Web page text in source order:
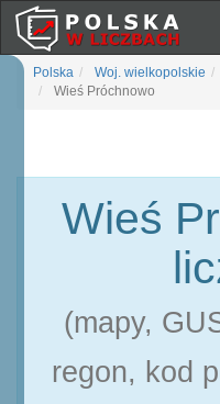
Polska Woj. wielkopolskie
Wieś Próchnowo
Wieś
(mapy,
regon, kod